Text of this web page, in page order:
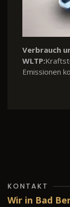
Verbrauch
WLTP:
Emissionen
KONTAKT
Wir in Bad